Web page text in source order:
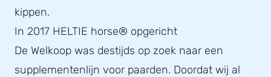
kippen.
In 2017 HELTIE horse® opgericht
De Welkoop was destijds op zoek naar een
supplementenlijn voor paarden. Doordat wij al